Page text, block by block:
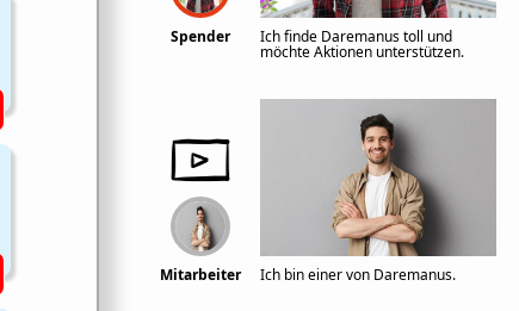
Spender Ich finde Daremanus toll und
möchte Aktionen unterstützen.
Mitarbeiter Ich bin einer von Daremanus.